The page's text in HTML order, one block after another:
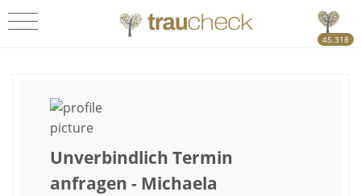
45.318
Unverbindlich Termin
anfragen - Michaela